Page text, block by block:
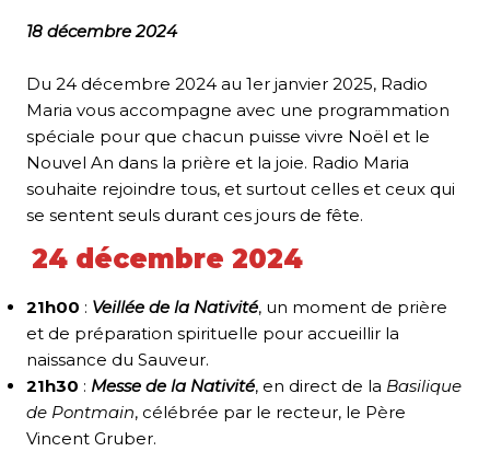
18 décembre 2024
Du 24 décembre 2024 au 1er janvier 2025, Radio
Maria vous accompagne avec une programmation
spéciale pour que chacun puisse vivre Noël et le
Nouvel An dans la prière et la joie. Radio Maria
souhaite rejoindre tous, et surtout celles et ceux qui
se sentent seuls durant ces jours de fête.
24 décembre 2024
21h00 : Veillée de la Nativité, un moment de prière
et de préparation spirituelle pour accueillir la
naissance du Sauveur.
21h30 : Messe de la Nativité, en direct de la Basilique
de Pontmain, célébrée par le recteur, le Père
Vincent Gruber.